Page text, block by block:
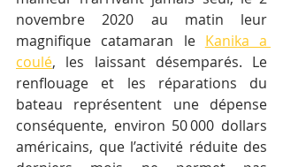
novembre 2020 au matin leur
magnifique catamaran le Kanika a
coulé, les laissant désemparés. Le
renflouage et les réparations du
bateau représentent une dépense
conséquente, environ 50 000 dollars
américains, que l’activité réduite des